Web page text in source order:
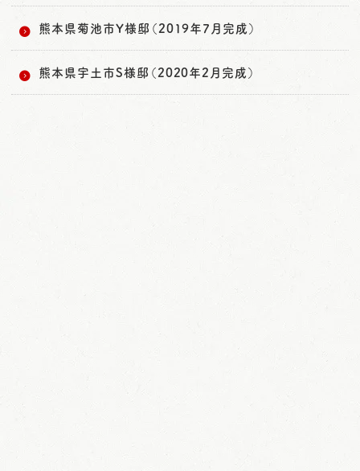
熊本県菊池市Y様邸（2019年7月完成）
熊本県宇土市S様邸（2020年2月完成）